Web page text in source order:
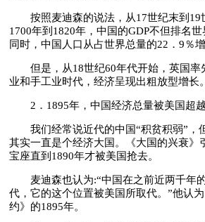
按照麦迪森的说法，从17世纪末到19
1700年到1820年，中国的GDP不但排名
同时，中国人口从占世界总量的22．9％
但是，从18世纪60年代开始，英国率
业和手工业时代，经济呈现出粗放型增长
2．1895年，中国经济总量被美国超
我们经常说近代的中国“积贫积弱”，
其实一直是个经济大国。《大国的兴衰
宝座直到1890年才被美国抢去。
麦迪森也认为:“中国在之前近两千年的
代，它的这个位置被美国所取代。”他认
约》的1895年。